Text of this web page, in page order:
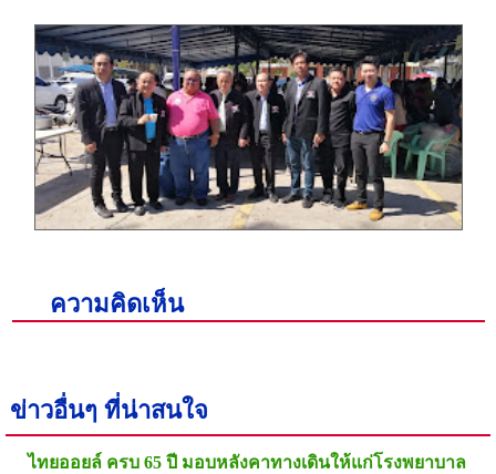
ความคิดเห็น
ข่าวอื่นๆ ที่น่าสนใจ
ไทยออยล์ ครบ 65 ปี มอบหลังคาทางเดินให้แก่โรงพยาบาล